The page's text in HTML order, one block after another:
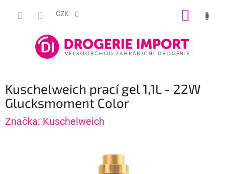
CZK
Kuschelweich prací gel 1,1L - 22W
Glucksmoment Color
Značka: Kuschelweich